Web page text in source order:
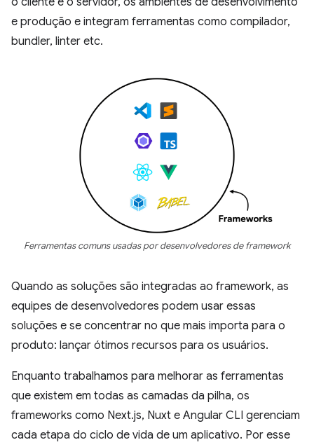
e produção e integram ferramentas como compilador,
bundler, linter etc.
Ferramentas comuns usadas por desenvolvedores de framework
Quando as soluções são integradas ao framework, as
equipes de desenvolvedores podem usar essas
soluções e se concentrar no que mais importa para o
produto: lançar ótimos recursos para os usuários.
Enquanto trabalhamos para melhorar as ferramentas
que existem em todas as camadas da pilha, os
frameworks como Next.js, Nuxt e Angular CLI gerenciam
cada etapa do ciclo de vida de um aplicativo. Por esse